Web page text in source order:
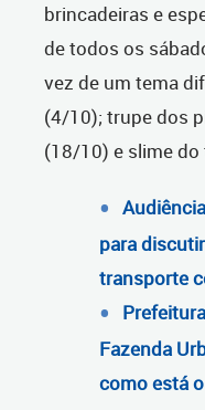
brincadeiras e
de todos os
vez de um tema
(4/10); trupe dos
(18/10) e slime
para
transporte
Fazenda
como está